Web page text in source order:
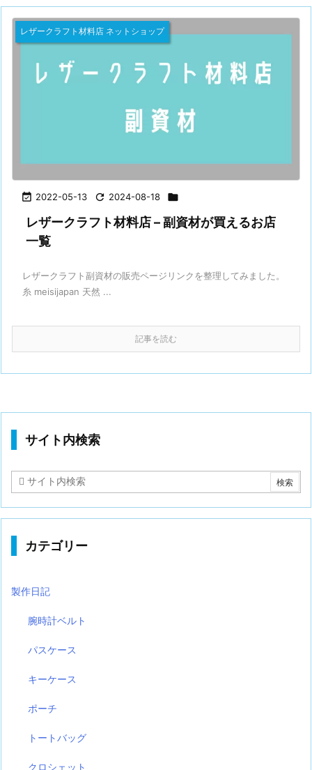
 2022-05-13  2024-08-18 
レザークラフト材料店 ネットショップ
レザークラフト材料店 – 副資材が買えるお店
一覧
レザークラフト副資材の販売ページリンクを整理してみました。
糸 meisijapan 天然 ...
記事を読む
サイト内検索
カテゴリー
製作日記
腕時計ベルト
パスケース
キーケース
ポーチ
トートバッグ
クロシェット